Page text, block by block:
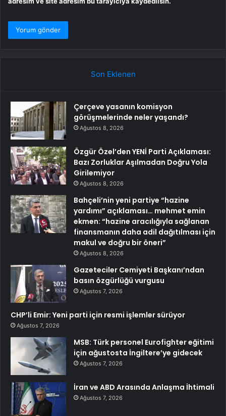
Son Eklenen
Çerçeve yasanın komisyon
görüşmelerinde neler yaşandı?
Ağustos 8, 2026
Özgür Özel’den YENİ Parti Açıklaması:
Bazı Zorluklar Aşılmadan Doğru Yola
Girilemiyor
Ağustos 8, 2026
Bahçeli’nin yeni partiye “hazine
yardımı” açıklaması… mehmet emin
ekmen: “hazine aracılığıyla sağlanan
finansmanın daha adil dağıtılması için
makul ve doğru bir öneri”
Ağustos 8, 2026
Gazeteciler Cemiyeti Başkanı’ndan
basın özgürlüğü vurgusu
Ağustos 7, 2026
CHP’li Emir: Yeni parti için resmi işlemler sürüyor
Ağustos 7, 2026
MSB: Türk personel Eurofighter eğitimi
için ağustosta İngiltere’ye gidecek
Ağustos 7, 2026
İran ve ABD Arasında Anlaşma İhtimali
Ağustos 7, 2026